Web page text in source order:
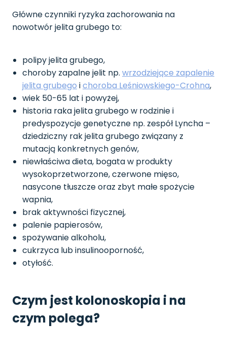
Główne czynniki ryzyka zachorowania na
nowotwór jelita grubego to:
polipy jelita grubego,
choroby zapalne jelit np. wrzodziejące zapalenie
jelita grubego ichoroba Leśniowskiego-Crohna,
wiek 50-65 lat i powyżej,
historia raka jelita grubego w rodzinie i
predyspozycje genetyczne np. zespół Lyncha –
dziedziczny rak jelita grubego związany z
mutacją konkretnych genów,
niewłaściwa dieta, bogata w produkty
wysokoprzetworzone, czerwone mięso,
nasycone tłuszcze oraz zbyt małe spożycie
wapnia,
brak aktywności fizycznej,
palenie papierosów,
spożywanie alkoholu,
cukrzyca lub insulinooporność,
otyłość.
Czym jest kolonoskopia i na
czym polega?